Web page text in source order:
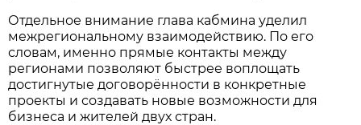
Отдельное внимание глава кабмина уделил
межрегиональному взаимодействию. По его
словам, именно прямые контакты между
регионами позволяют быстрее воплощать
достигнутые договорённости в конкретные
проекты и создавать новые возможности для
бизнеса и жителей двух стран.